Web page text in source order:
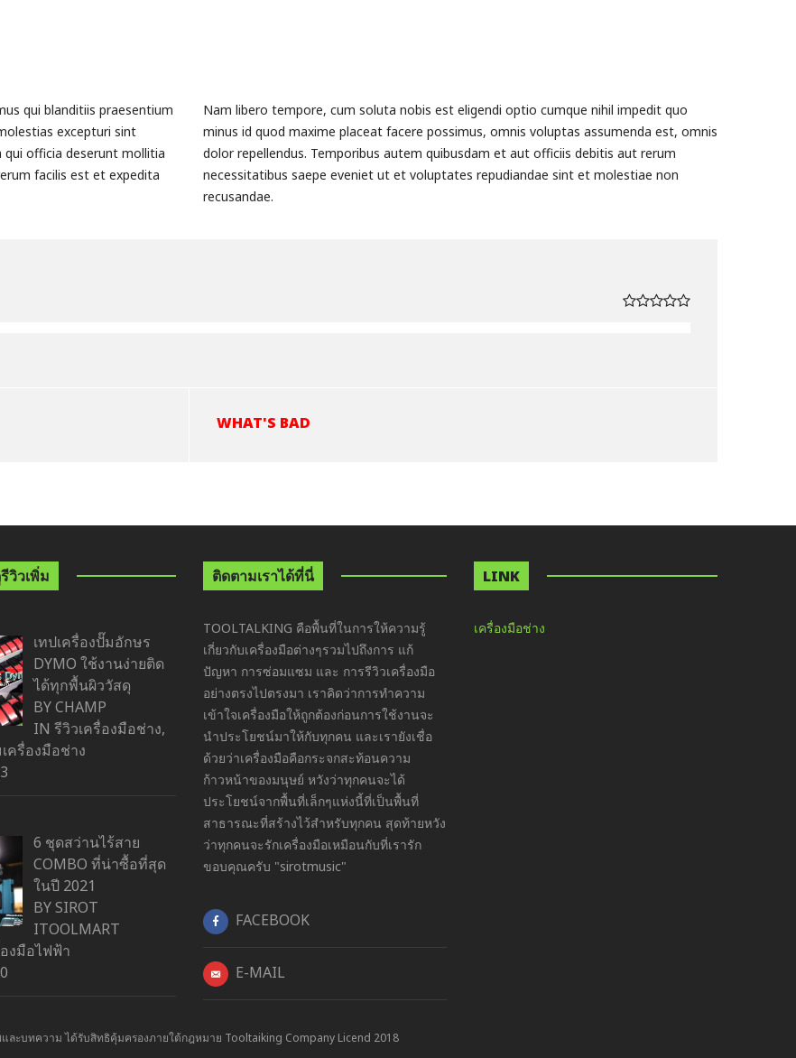
qui blanditiis praesentium
excepturi sint
officia deserunt mollitia
facilis est et expedita
Nam libero tempore, cum soluta nobis est eligendi optio cumque nihil impedit quo
minus id quod maxime placeat facere possimus, omnis voluptas assumenda est, omnis
dolor repellendus. Temporibus autem quibusdam et aut officiis debitis aut rerum
necessitatibus saepe eveniet ut et voluptates repudiandae sint et molestiae non
recusandae.
WHAT'S BAD
วิวเพิ่ม
เทปเครื่องปั๊มอักษร
DYMO ใช้งานง่ายติด
ได้ทุกพื้นผิววัสดุ
BY CHAMP
IN รีวิวเครื่องมือช่าง,
ครื่องมือช่าง
6 ชุดสว่านไร้สาย
COMBO ที่น่าซื้อที่สุด
ในปี 2021
BY SIROT
ITOOLMART
งมือไฟฟ้า
ติดตามเราได้ที่นี่
TOOLTALKING คือพื้นที่ในการให้ความรู้
เกี่ยวกับเครื่องมือต่างๆรวมไปถึงการ แก้
ปัญหา การซ่อมแซม และ การรีวิวเครื่องมือ
อย่างตรงไปตรงมา เราคิดว่าการทำความ
เข้าใจเครื่องมือให้ถูกต้องก่อนการใช้งานจะ
นำประโยชน์มาให้กับทุกคน และเรายังเชื่อ
ด้วยว่าเครื่องมือคือกระจกสะท้อนความ
ก้าวหน้าของมนุษย์ หวังว่าทุกคนจะได้
ประโยชน์จากพื้นที่เล็กๆแห่งนี้ที่เป็นพื้นที่
สาธารณะที่สร้างไว้สำหรับทุกคน สุดท้ายหวัง
ว่าทุกคนจะรักเครื่องมือเหมือนกับที่เรารัก
ขอบคุณครับ "sirotmusic"
FACEBOOK
E-MAIL
LINK
เครื่องมือช่าง
ละบทความ ได้รับสิทธิคุ้มครองภายใต้กฎหมาย Tooltaiking Company Licend 2018